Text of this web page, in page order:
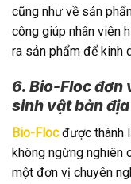
cũng như về sản
công giúp nhân viên
ra sản phẩm để kinh
6. Bio-Floc đơn
sinh vật bản
Bio-Flocđược thành
không ngừng nghiên
một đơn vị chuyên